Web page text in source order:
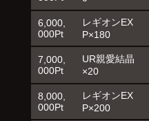
6,000,
000Pt
レギオンEX
P×180
7,000,
000Pt
UR親愛結晶
×20
8,000,
000Pt
レギオンEX
P×200